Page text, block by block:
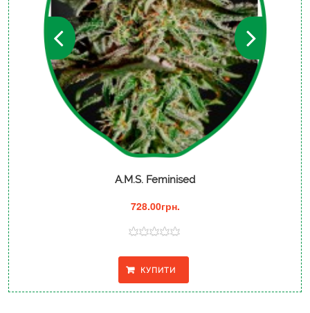
A.M.S. Feminised
728.00грн.
КУПИТИ